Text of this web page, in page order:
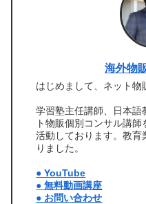
海外物
はじめまして、ネット物
学習塾主任講師、日本語
ト物販個別コンサル講
活動しております。教育
りました。
● YouTube
● 無料動画講座
● お問い合わせ